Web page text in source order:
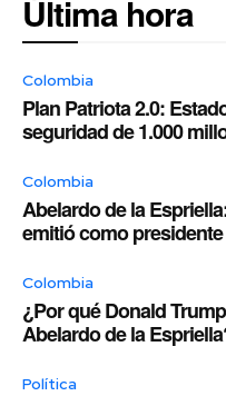
Última hora
Colombia
Plan Patriota 2.0:
seguridad de 1.000
Colombia
Abelardo de la
emitió como presidente
Colombia
¿Por qué Donald
Abelardo de la
Política